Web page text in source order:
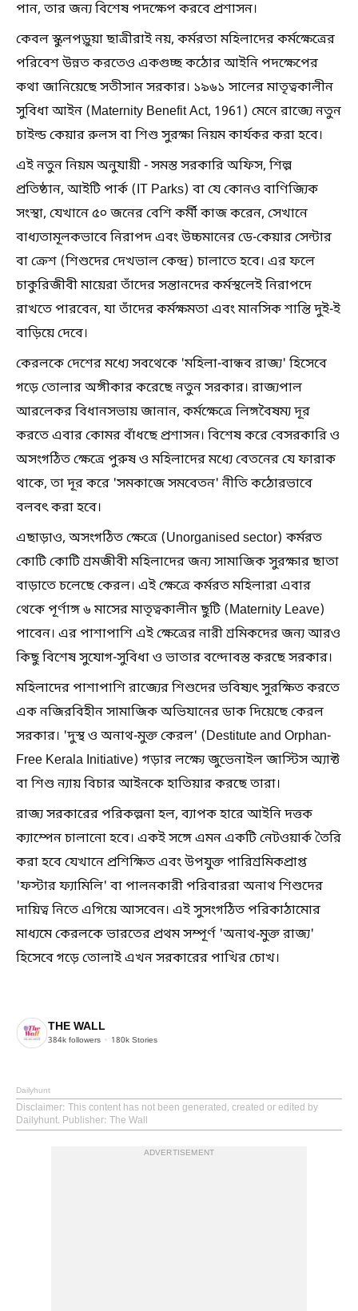
পান, তার জন্য বিশেষ পদক্ষেপ করবে প্রশাসন।
কেবল স্কুলপড়ুয়া ছাত্রীরাই নয়, কর্মরতা মহিলাদের কর্মক্ষেত্রের
পরিবেশ উন্নত করতেও একগুচ্ছ কঠোর আইনি পদক্ষেপের
কথা জানিয়েছে সতীসান সরকার। ১৯৬১ সালের মাতৃত্বকালীন
সুবিধা আইন (Maternity Benefit Act, 1961) মেনে রাজ্যে নতুন
চাইল্ড কেয়ার রুলস বা শিশু সুরক্ষা নিয়ম কার্যকর করা হবে।
এই নতুন নিয়ম অনুযায়ী - সমস্ত সরকারি অফিস, শিল্প
প্রতিষ্ঠান, আইটি পার্ক (IT Parks) বা যে কোনও বাণিজ্যিক
সংস্থা, যেখানে ৫০ জনের বেশি কর্মী কাজ করেন, সেখানে
বাধ্যতামূলকভাবে নিরাপদ এবং উচ্চমানের ডে-কেয়ার সেন্টার
বা ক্রেশ (শিশুদের দেখভাল কেন্দ্র) চালাতে হবে। এর ফলে
চাকুরিজীবী মায়েরা তাঁদের সন্তানদের কর্মস্থলেই নিরাপদে
রাখতে পারবেন, যা তাঁদের কর্মক্ষমতা এবং মানসিক শান্তি দুই-ই
বাড়িয়ে দেবে।
কেরলকে দেশের মধ্যে সবথেকে 'মহিলা-বান্ধব রাজ্য' হিসেবে
গড়ে তোলার অঙ্গীকার করেছে নতুন সরকার। রাজ্যপাল
আরলেকর বিধানসভায় জানান, কর্মক্ষেত্রে লিঙ্গবৈষম্য দূর
করতে এবার কোমর বাঁধছে প্রশাসন। বিশেষ করে বেসরকারি ও
অসংগঠিত ক্ষেত্রে পুরুষ ও মহিলাদের মধ্যে বেতনের যে ফারাক
থাকে, তা দূর করে 'সমকাজে সমবেতন' নীতি কঠোরভাবে
বলবৎ করা হবে।
এছাড়াও, অসংগঠিত ক্ষেত্রে (Unorganised sector) কর্মরত
কোটি কোটি শ্রমজীবী মহিলাদের জন্য সামাজিক সুরক্ষার ছাতা
বাড়াতে চলেছে কেরল। এই ক্ষেত্রে কর্মরত মহিলারা এবার
থেকে পূর্ণাঙ্গ ৬ মাসের মাতৃত্বকালীন ছুটি (Maternity Leave)
পাবেন। এর পাশাপাশি এই ক্ষেত্রের নারী শ্রমিকদের জন্য আরও
কিছু বিশেষ সুযোগ-সুবিধা ও ভাতার বন্দোবস্ত করছে সরকার।
মহিলাদের পাশাপাশি রাজ্যের শিশুদের ভবিষ্যৎ সুরক্ষিত করতে
এক নজিরবিহীন সামাজিক অভিযানের ডাক দিয়েছে কেরল
সরকার। 'দুস্থ ও অনাথ-মুক্ত কেরল' (Destitute and Orphan-
Free Kerala Initiative) গড়ার লক্ষ্যে জুভেনাইল জাস্টিস অ্যাক্ট
বা শিশু ন্যায় বিচার আইনকে হাতিয়ার করছে তারা।
রাজ্য সরকারের পরিকল্পনা হল, ব্যাপক হারে আইনি দত্তক
ক্যাম্পেন চালানো হবে। একই সঙ্গে এমন একটি নেটওয়ার্ক তৈরি
করা হবে যেখানে প্রশিক্ষিত এবং উপযুক্ত পারিশ্রমিকপ্রাপ্ত
'ফস্টার ফ্যামিলি' বা পালনকারী পরিবাররা অনাথ শিশুদের
দায়িত্ব নিতে এগিয়ে আসবেন। এই সুসংগঠিত পরিকাঠামোর
মাধ্যমে কেরলকে ভারতের প্রথম সম্পূর্ণ 'অনাথ-মুক্ত রাজ্য'
হিসেবে গড়ে তোলাই এখন সরকারের পাখির চোখ।
THE WALL
384k followers 180k Stories
Dailyhunt
Disclaimer: This content has not been generated, created or edited by
Dailyhunt. Publisher: The Wall
ADVERTISEMENT